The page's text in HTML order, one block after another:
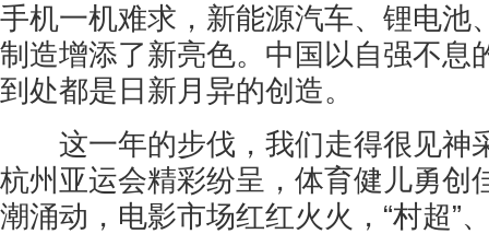
手机一机难求，新能源汽车、锂电池
制造增添了新亮色。中国以自强不息
到处都是日新月异的创造。
这一年的步伐，我们走得很见神
杭州亚运会精彩纷呈，体育健儿勇创
潮涌动，电影市场红红火火，“村超”